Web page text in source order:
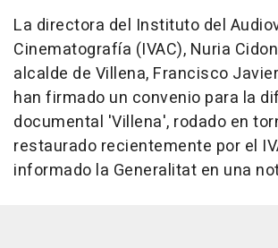
La directora del Instituto del
Cinematografía (IVAC), Nuria
alcalde de Villena, Francisco
han firmado un convenio para la
documental 'Villena', rodado en
restaurado recientemente por el
informado la Generalitat en una